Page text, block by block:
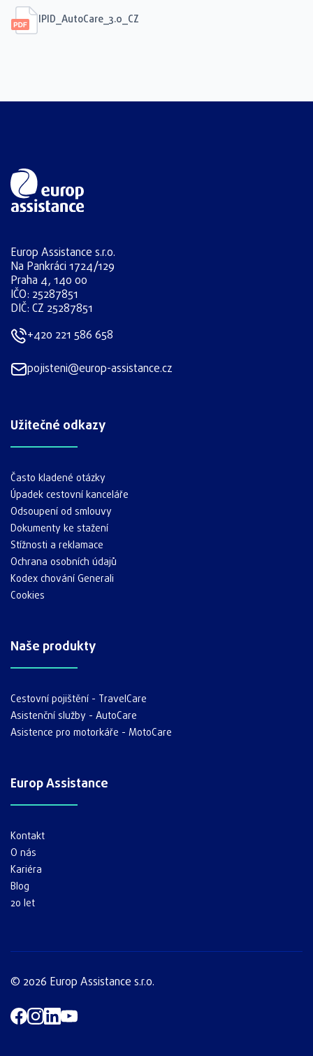
IPID_AutoCare_3.0_CZ
Europ Assistance s.r.o.
Na Pankráci 1724/129
Praha 4, 140 00
IČO: 25287851
DIČ: CZ 25287851
+420 221 586 658
pojisteni@europ-assistance.cz
Užitečné odkazy
Často kladené otázky
Úpadek cestovní kanceláře
Odsoupení od smlouvy
Dokumenty ke stažení
Stížnosti a reklamace
Ochrana osobních údajů
Kodex chování Generali
Cookies
Naše produkty
Cestovní pojištění - TravelCare
Asistenční služby - AutoCare
Asistence pro motorkáře - MotoCare
Europ Assistance
Kontakt
O nás
Kariéra
Blog
20 let
© 2026 Europ Assistance s.r.o.